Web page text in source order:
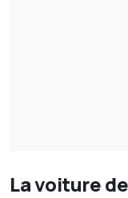
La voiture